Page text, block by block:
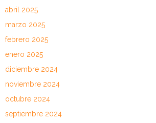
abril 2025
marzo 2025
febrero 2025
enero 2025
diciembre 2024
noviembre 2024
octubre 2024
septiembre 2024